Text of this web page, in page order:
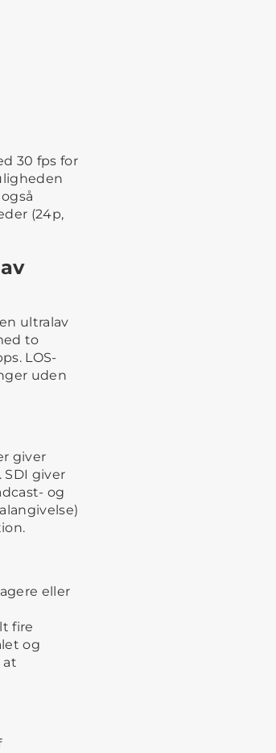
30 fps for
(24p,
ultralav
to
LOS-
uden
giver
giver
og
eller
fire
og
at